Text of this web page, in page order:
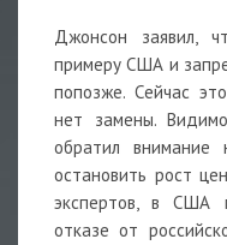
Джонсон заявил,
примеру США и
попозже. Сейчас
нет замены.
обратил
остановить рост
экспертов, в США
отказе от